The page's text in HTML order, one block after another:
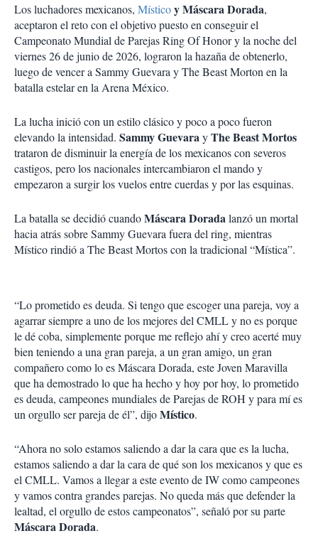
Los luchadores mexicanos, Místicoy Máscara Dorada,
aceptaron el reto con el objetivo puesto en conseguir el
Campeonato Mundial de Parejas Ring Of Honor y la noche del
viernes 26 de junio de 2026, lograron la hazaña de obtenerlo,
luego de vencer a Sammy Guevara y The Beast Morton en la
batalla estelar en la Arena México.
La lucha inició con un estilo clásico y poco a poco fueron
elevando la intensidad. Sammy GuevarayThe Beast Mortos
trataron de disminuir la energía de los mexicanos con severos
castigos, pero los nacionales intercambiaron el mando y
empezaron a surgir los vuelos entre cuerdas y por las esquinas.
La batalla se decidió cuandoMáscara Doradalanzó un mortal
hacia atrás sobre Sammy Guevara fuera del ring, mientras
Místico rindió a The Beast Mortos con la tradicional “Mística”.
“Lo prometido es deuda. Si tengo que escoger una pareja, voy a
agarrar siempre a uno de los mejores del CMLL y no es porque
le dé coba, simplemente porque me reflejo ahí y creo acerté muy
bien teniendo a una gran pareja, a un gran amigo, un gran
compañero como lo es Máscara Dorada, este Joven Maravilla
que ha demostrado lo que ha hecho y hoy por hoy, lo prometido
es deuda, campeones mundiales de Parejas de ROH y para mí es
un orgullo ser pareja de él”, dijoMístico.
“Ahora no solo estamos saliendo a dar la cara que es la lucha,
estamos saliendo a dar la cara de qué son los mexicanos y que es
el CMLL. Vamos a llegar a este evento de IW como campeones
y vamos contra grandes parejas. No queda más que defender la
lealtad, el orgullo de estos campeonatos”, señaló por su parte
Máscara Dorada.